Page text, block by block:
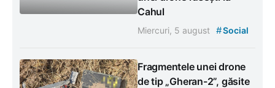
Cahul
Miercuri, 5 august #Social
Fragmentele unei drone
de tip „Gheran-2”, găsite